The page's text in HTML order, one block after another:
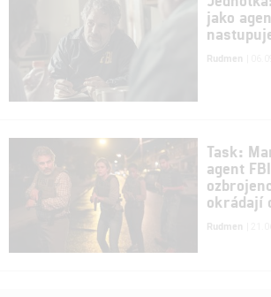
jako
Rudmen
Task:
agent
okrádají
Rudmen